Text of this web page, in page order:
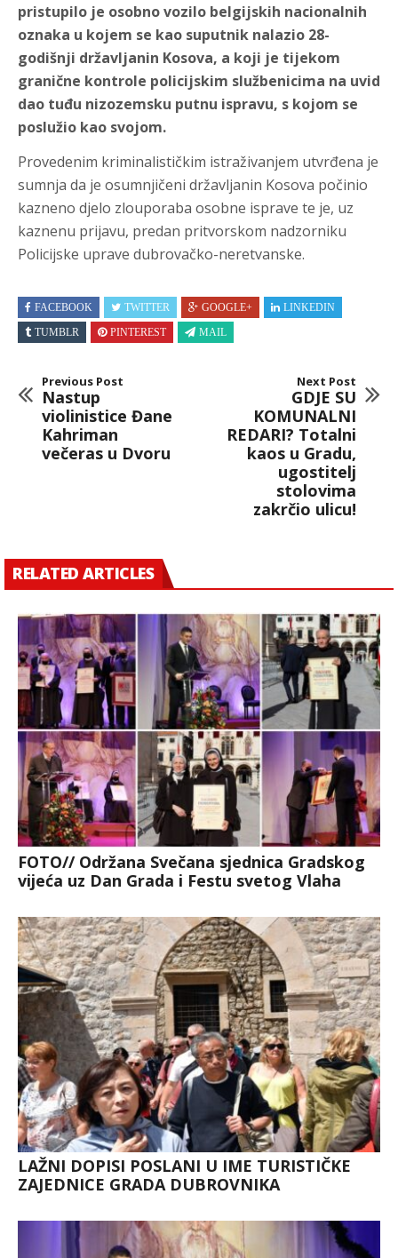
pristupilo je osobno vozilo belgijskih nacionalnih
oznaka u kojem se kao suputnik nalazio 28-
godišnji državljanin Kosova, a koji je tijekom
granične kontrole policijskim službenicima na uvid
dao tuđu nizozemsku putnu ispravu, s kojom se
poslužio kao svojom.
Provedenim kriminalističkim istraživanjem utvrđena je
sumnja da je osumnjičeni državljanin Kosova počinio
kazneno djelo zlouporaba osobne isprave te je, uz
kaznenu prijavu, predan pritvorskom nadzorniku
Policijske uprave dubrovačko-neretvanske.
FACEBOOK TWITTER GOOGLE+
LINKEDIN
TUMBLR
PINTEREST MAIL
Previous Post
Nastup
violinistice Đane
Kahriman
večeras u Dvoru
Next Post
GDJE SU
KOMUNALNI
REDARI? Totalni
kaos u Gradu,
ugostitelj
stolovima
zakrčio ulicu!
RELATED ARTICLES
FOTO// Održana Svečana sjednica Gradskog
vijeća uz Dan Grada i Festu svetog Vlaha
LAŽNI DOPISI POSLANI U IME TURISTIČKE
ZAJEDNICE GRADA DUBROVNIKA